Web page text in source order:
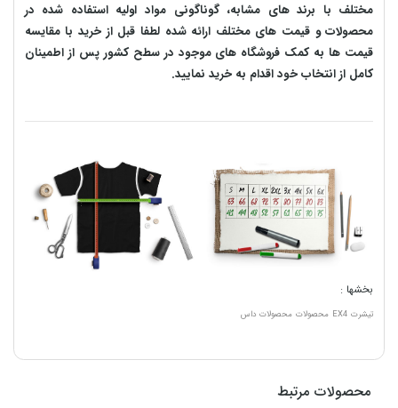
مختلف با برند های مشابه، گوناگونی مواد اولیه استفاده شده در
محصولات و قیمت های مختلف ارائه شده لطفا قبل از خرید با مقایسه
قیمت ها به کمک فروشگاه های موجود در سطح کشور پس از اطمینان
کامل از انتخاب خود اقدام به خرید نمایید.
بخشها :
تیشرت EX4 محصولات محصولات داس
محصولات مرتبط